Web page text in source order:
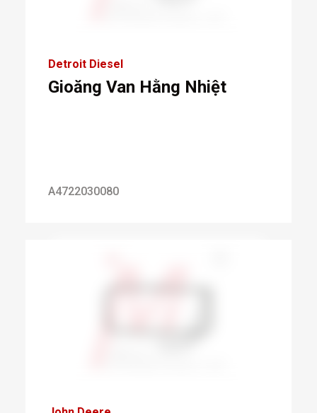
Detroit Diesel
Gioăng Van Hằng Nhiệt
A4722030080